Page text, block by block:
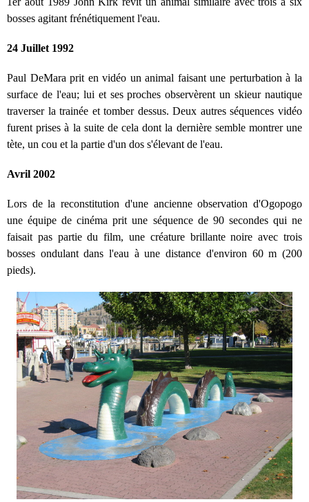
bosses agitant frénétiquement l'eau.
24 Juillet 1992
Paul DeMara prit en vidéo un animal faisant une perturbation à la
surface de l'eau; lui et ses proches observèrent un skieur nautique
traverser la trainée et tomber dessus. Deux autres séquences vidéo
furent prises à la suite de cela dont la dernière semble montrer une
tète, un cou et la partie d'un dos s'élevant de l'eau.
Avril 2002
Lors de la reconstitution d'une ancienne observation d'Ogopogo
une équipe de cinéma prit une séquence de 90 secondes qui ne
faisait pas partie du film, une créature brillante noire avec trois
bosses ondulant dans l'eau à une distance d'environ 60 m (200
pieds).